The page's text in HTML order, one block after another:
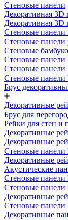
Стеновые панели
Декоративная 3D
Декоративная 3D
Стеновые
Стеновые
Стеновые
Стеновые
Стеновые
Стеновые панели
Брус
Декоративные
Брус для
Рейки для стен и
Декоративные
Декоративные
Стеновые
Декоративные
Акустические
Стеновые панели
Стеновые панели
Декоративные
Стеновые
Декоративные